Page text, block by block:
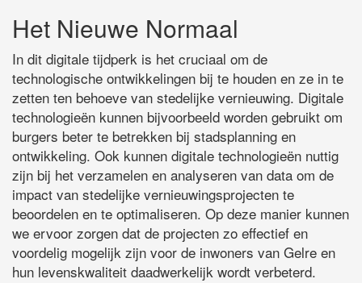
Het Nieuwe Normaal
In dit digitale tijdperk is het cruciaal om de
technologische ontwikkelingen bij te houden en ze in te
zetten ten behoeve van stedelijke vernieuwing. Digitale
technologieën kunnen bijvoorbeeld worden gebruikt om
burgers beter te betrekken bij stadsplanning en
ontwikkeling. Ook kunnen digitale technologieën nuttig
zijn bij het verzamelen en analyseren van data om de
impact van stedelijke vernieuwingsprojecten te
beoordelen en te optimaliseren. Op deze manier kunnen
we ervoor zorgen dat de projecten zo effectief en
voordelig mogelijk zijn voor de inwoners van Gelre en
hun levenskwaliteit daadwerkelijk wordt verbeterd.